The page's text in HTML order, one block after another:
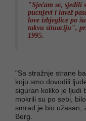
"Sjećam se, sjedili
pucnjevi i lavež
love izbjeglice po
takvu situaciju",
1995.
"Sa stražnje strane
koju smo dovodili
siguran koliko je ljudi
mokrili su po sebi,
smrad je bio užasan,
Berg.